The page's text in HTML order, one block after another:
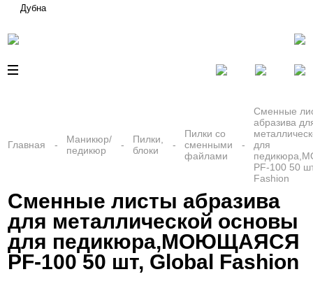
Дубна
Главная
Маникюр/
педикюр
Пилки,
блоки
Пилки со
сменными
файлами
Сменные
абразива
для
PF-100 50
Fashion
Сменные листы абразива
для металлической основы
для педикюра,МОЮЩАЯСЯ
PF-100 50 шт, Global Fashion